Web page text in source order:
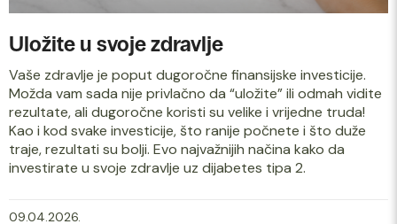
Uložite u svoje zdravlje
Vaše zdravlje je poput dugoročne finansijske investicije.
Možda vam sada nije privlačno da “uložite” ili odmah vidite
rezultate, ali dugoročne koristi su velike i vrijedne truda!
Kao i kod svake investicije, što ranije počnete i što duže
traje, rezultati su bolji. Evo najvažnijih načina kako da
investirate u svoje zdravlje uz dijabetes tipa 2.
09.04.2026.